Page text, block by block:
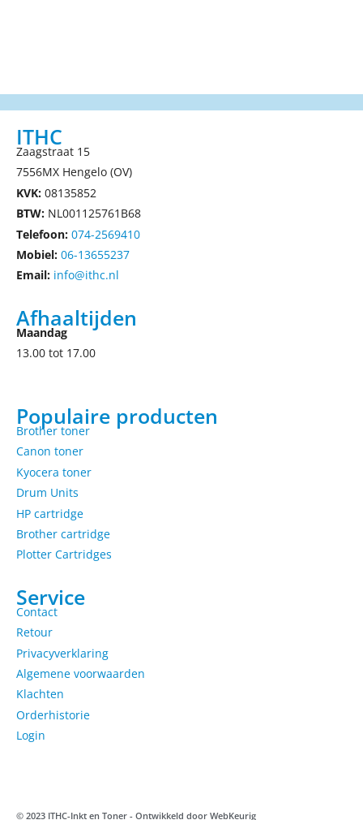
ITHC
Zaagstraat 15
7556MX Hengelo (OV)
KVK: 08135852
BTW: NL001125761B68
Telefoon: 074-2569410
Mobiel: 06-13655237
Email: info@ithc.nl
Afhaaltijden
Maandag
13.00 tot 17.00
Populaire producten
Brother toner
Canon toner
Kyocera toner
Drum Units
HP cartridge
Brother cartridge
Plotter Cartridges
Service
Contact
Retour
Privacyverklaring
Algemene voorwaarden
Klachten
Orderhistorie
Login
© 2023 ITHC-Inkt en Toner - Ontwikkeld door WebKeurig